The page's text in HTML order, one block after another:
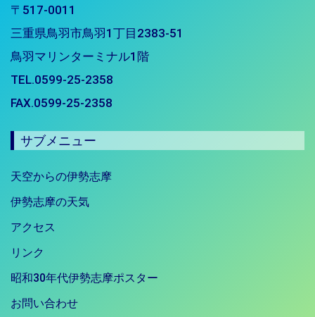
〒517-0011
三重県鳥羽市鳥羽1丁目2383-51
鳥羽マリンターミナル1階
TEL.0599-25-2358
FAX.0599-25-2358
サブメニュー
天空からの伊勢志摩
伊勢志摩の天気
アクセス
リンク
昭和30年代伊勢志摩ポスター
お問い合わせ